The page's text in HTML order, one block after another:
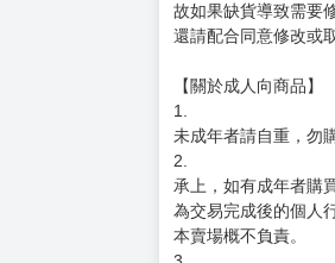
故如果缺貨導致需要
還請配合同意修改或
【關於成人向商品】
1.
未成年者請自重，勿
2.
承上，如有成年者購
為交易完成後的個人
本賣場概不負責。